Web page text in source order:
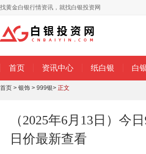
找黄金白银行情资讯，就找白银投资网
首页 资讯中心 纸白银 白
首页 > 银饰 > 999银> 正文
（2025年6月13日）今
日价最新查看